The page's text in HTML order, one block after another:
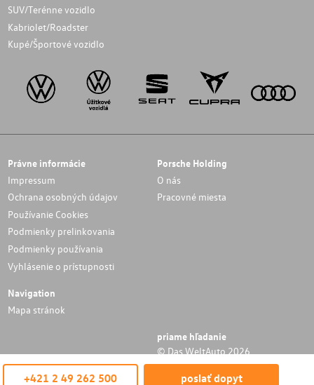
+421 2 49 262 500 poslať dopyt
SUV/Terénne vozidlo
Kabriolet/Roadster
Kupé/Športové vozidlo
Právne informácie
Impressum
Ochrana osobných údajov
Používanie Cookies
Podmienky prelinkovania
Podmienky používania
Vyhlásenie o prístupnosti
Porsche Holding
O nás
Pracovné miesta
Navigation
Mapa stránok
priame hľadanie
© Das WeltAuto 2026